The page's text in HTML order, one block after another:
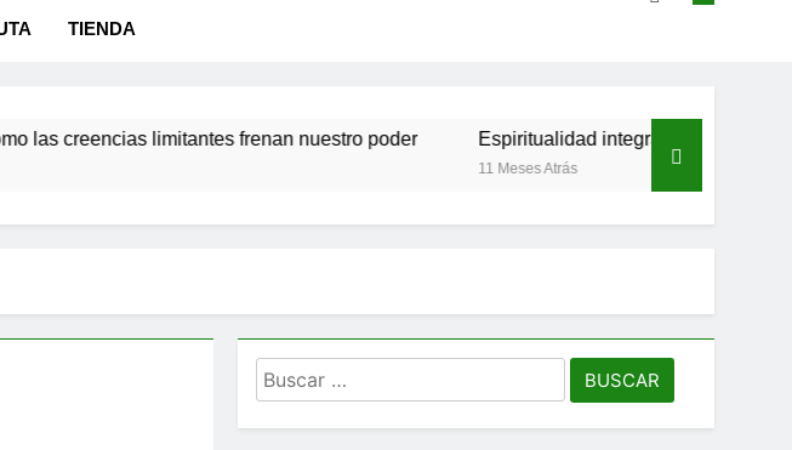
TIENDA
limitantes frenan nuestro poder Espiritualidad integral: Panikkar, Wilber y
11 Meses Atrás
Buscar: